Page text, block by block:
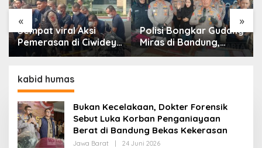
« »
Sempat viral Aksi
Pemerasan di Ciwidey,
Polisi Tangkap Dua
Polisi Bongkar Gudang
Miras di Bandung,
Lebih dari Enam Ribu
kabid humas
Bukan Kecelakaan, Dokter Forensik
Sebut Luka Korban Penganiayaan
Berat di Bandung Bekas Kekerasan
Jawa Barat 24 Juni 2026